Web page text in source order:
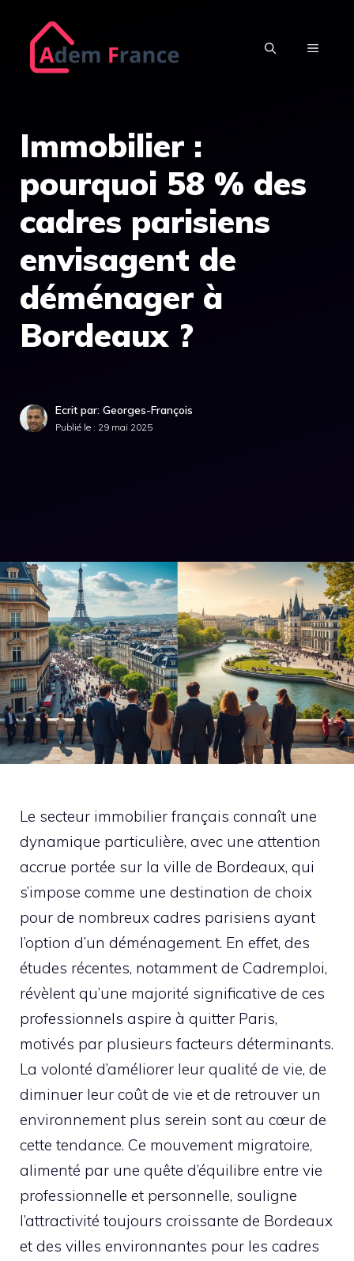
contenu
MENU
Immobilier :
pourquoi 58 % des
cadres parisiens
envisagent de
déménager à
Bordeaux ?
Ecrit par: Georges-François
Publié le : 29 mai 2025
Le secteur immobilier français connaît une
dynamique particulière, avec une attention
accrue portée sur la ville de Bordeaux, qui
s’impose comme une destination de choix
pour de nombreux cadres parisiens ayant
l’option d’un déménagement. En effet, des
études récentes, notamment de Cadremploi,
révèlent qu’une majorité significative de ces
professionnels aspire à quitter Paris,
motivés par plusieurs facteurs déterminants.
La volonté d’améliorer leur qualité de vie, de
diminuer leur coût de vie et de retrouver un
environnement plus serein sont au cœur de
cette tendance. Ce mouvement migratoire,
alimenté par une quête d’équilibre entre vie
professionnelle et personnelle, souligne
l’attractivité toujours croissante de Bordeaux
et des villes environnantes pour les cadres